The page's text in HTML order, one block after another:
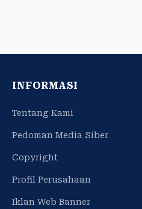
INFORMASI
Tentang Kami
Pedoman Media Siber
Copyright
Profil Perusahaan
Iklan Web Banner